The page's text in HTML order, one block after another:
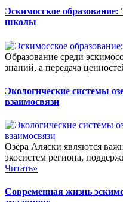
Эскимосское
школы
Образование среди
знаний, а передача
Экологические системы
взаимосвязи
Озёра Аляски являются
экосистем региона,
Читать»
Современная жизнь